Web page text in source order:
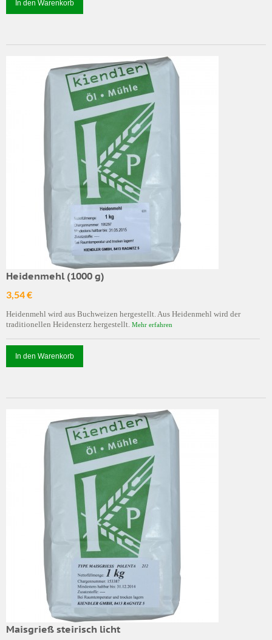
In den Warenkorb
Heidenmehl (1000 g)
3,54 €
Heidenmehl wird aus Buchweizen hergestellt. Aus Heidenmehl wird der
traditionellen Heidensterz hergestellt. Mehr erfahren
In den Warenkorb
Maisgrieß steirisch licht